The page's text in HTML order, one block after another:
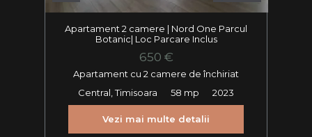
Apartament 2 camere | Nord One Parcul
Botanic| Loc Parcare Inclus
650 €
Apartament cu 2 camere de închiriat
Central, Timisoara
58 mp 2023
Vezi mai multe detalii